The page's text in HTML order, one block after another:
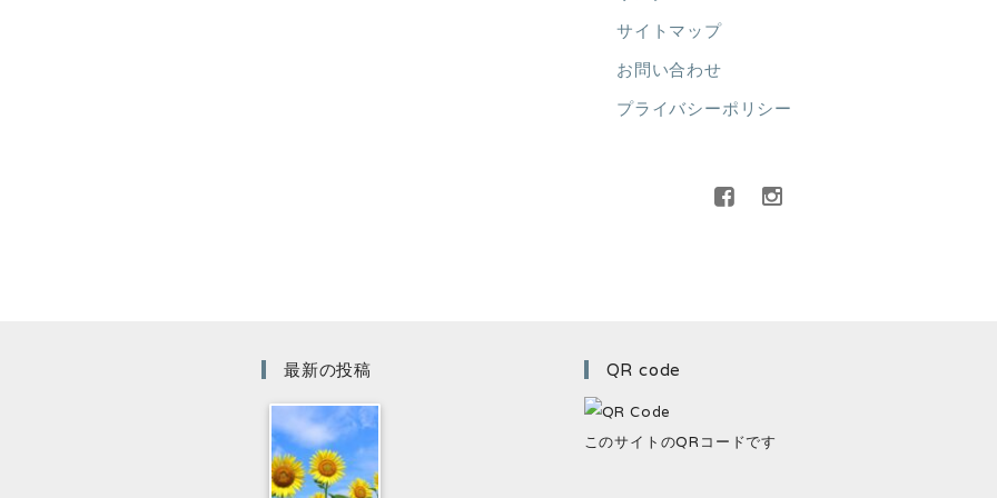
サイトマップ
お問い合わせ
プライバシーポリシー
最新の投稿 QR code
このサイトのQRコードです